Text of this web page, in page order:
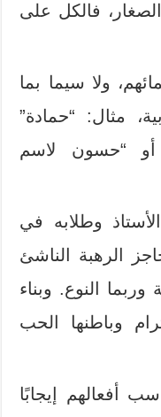
فالكل على
ولا سيما بما
مثال: “حمادة”
أو “حسون لاسم
وطلابه في
الرهبة الناشئ
النوع. وبناء
وباطنها الحب
أفعالهم إيجابًا